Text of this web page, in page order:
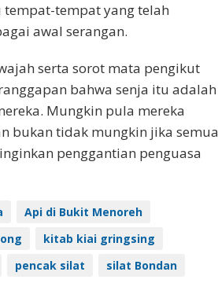
tempat yang telah
awal serangan.
serta sorot mata pengikut
bahwa senja itu adalah
Mungkin pula mereka
bukan tidak mungkin jika semua
penggantian penguasa
Api di Bukit Menoreh
kitab kiai gringsing
pencak silat silat Bondan